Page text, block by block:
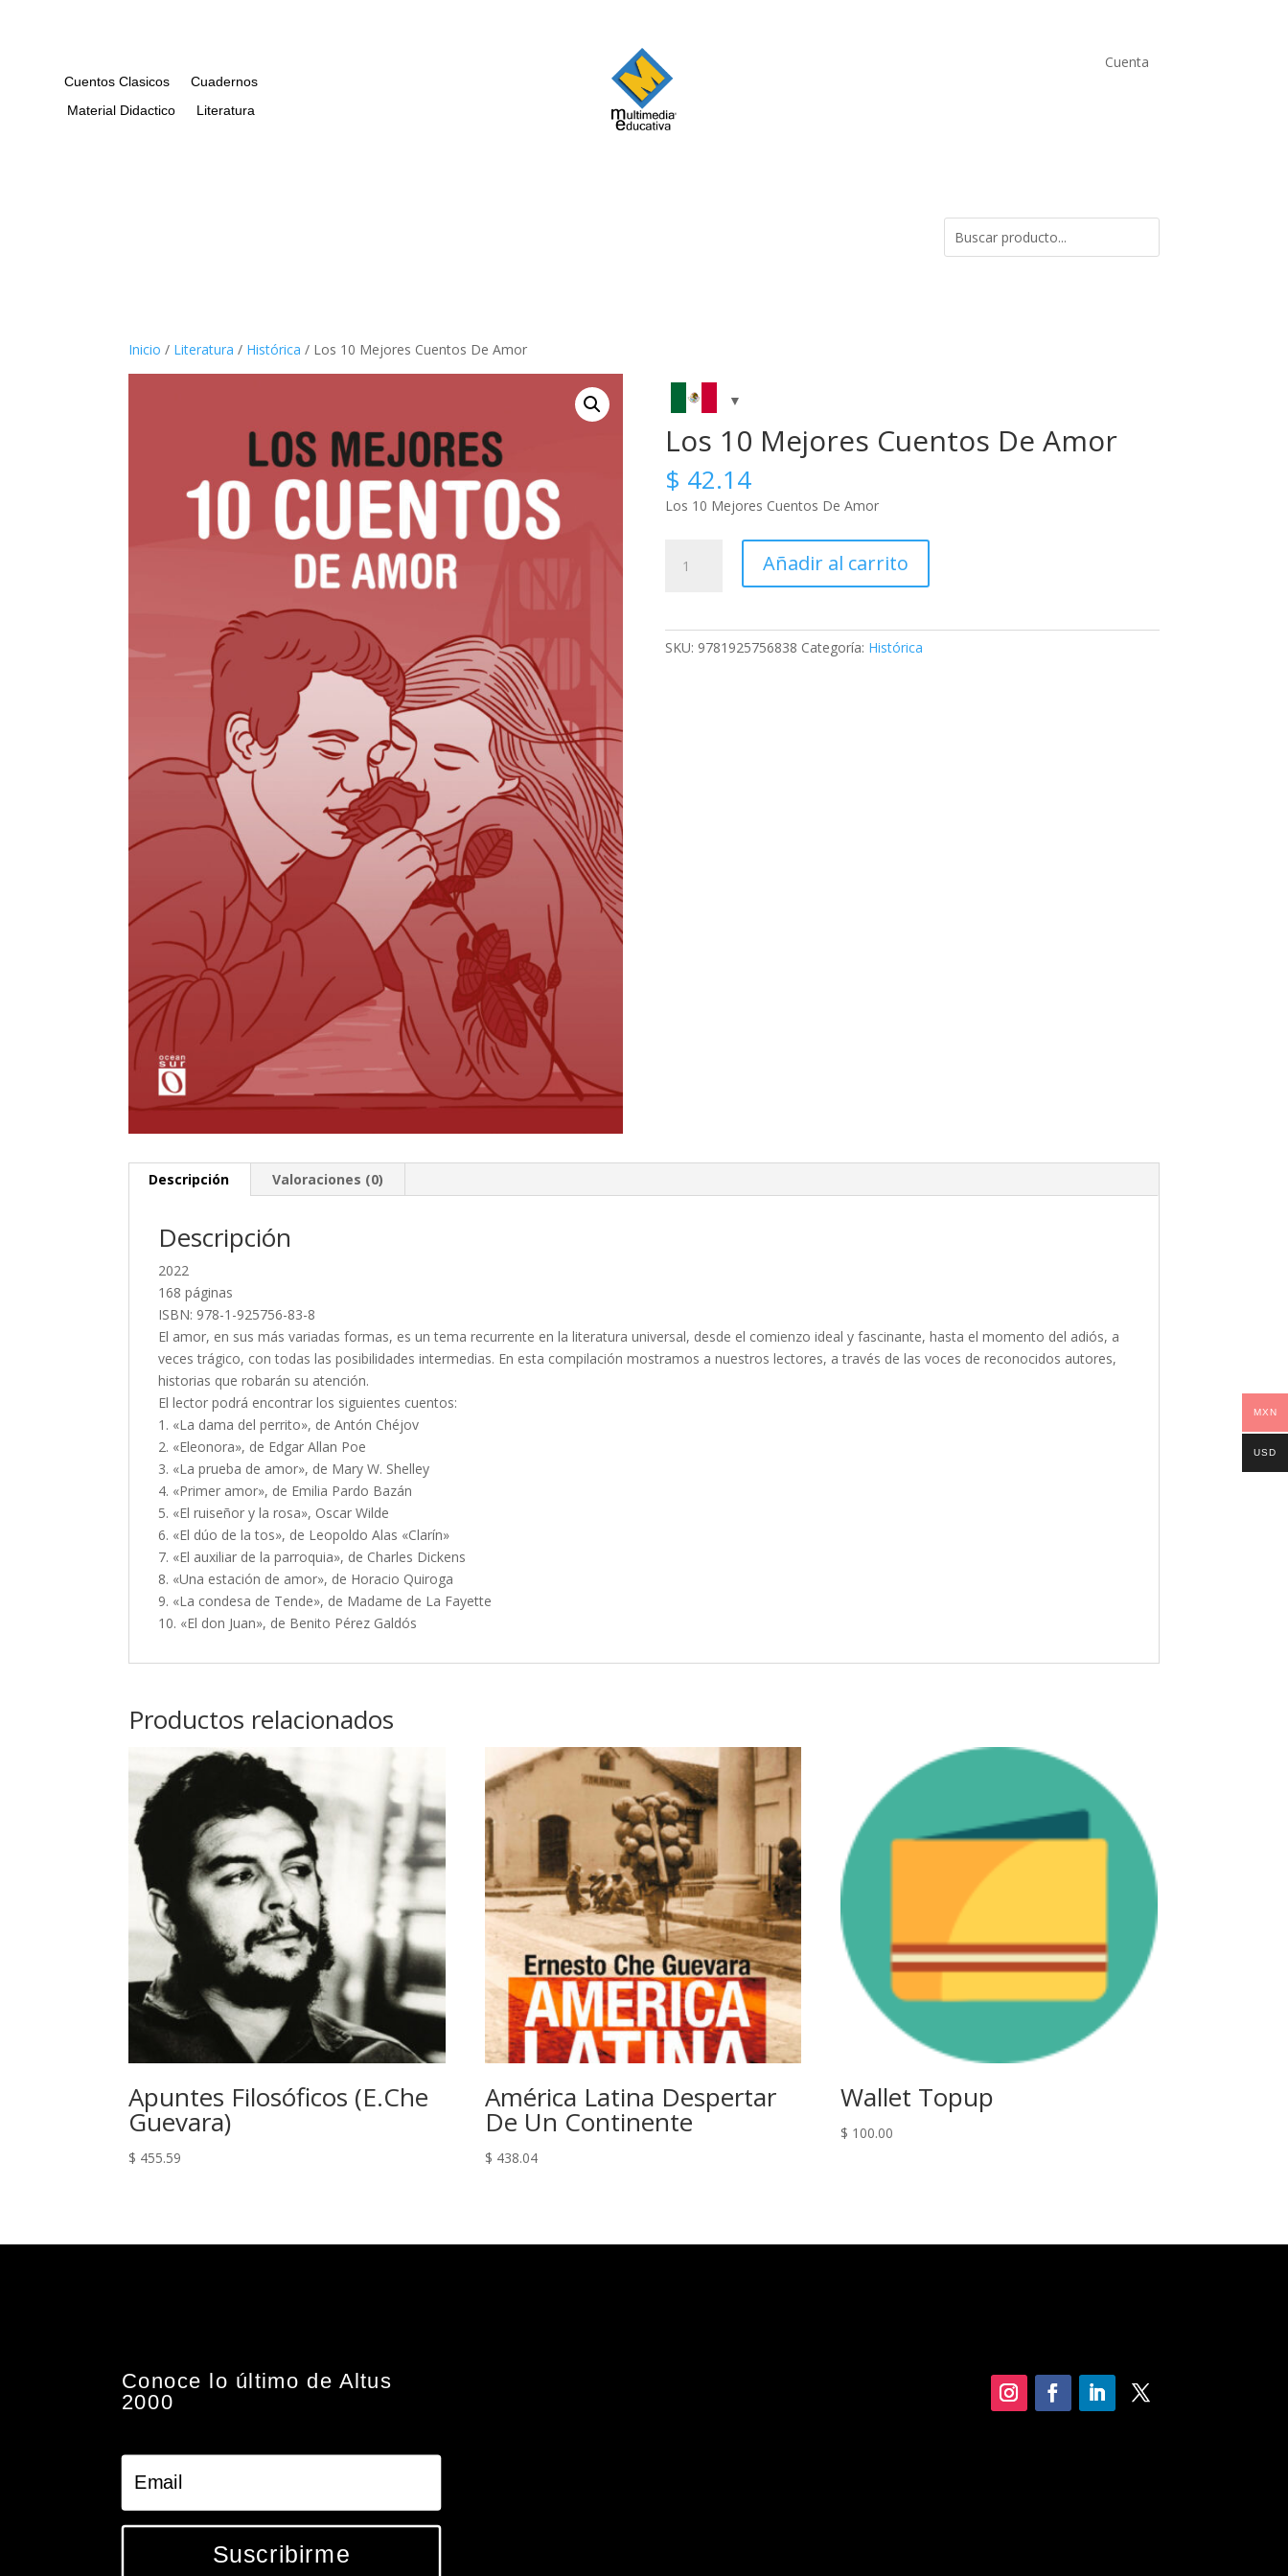
Cuentos Clasicos
Cuadernos
Material Didactico
Literatura
Cuenta
Inicio / Literatura / Histórica / Los 10 Mejores Cuentos De Amor
Los 10 Mejores Cuentos De Amor
$ 42.14
Los 10 Mejores Cuentos De Amor
Añadir al carrito
SKU: 9781925756838 Categoría: Histórica
Descripción Valoraciones (0)
Descripción
2022
168 páginas
ISBN: 978-1-925756-83-8
El amor, en sus más variadas formas, es un tema recurrente en la literatura universal, desde el comienzo ideal y fascinante, hasta el momento del adiós, a
veces trágico, con todas las posibilidades intermedias. En esta compilación mostramos a nuestros lectores, a través de las voces de reconocidos autores,
historias que robarán su atención.
El lector podrá encontrar los siguientes cuentos:
1. «La dama del perrito», de Antón Chéjov
2. «Eleonora», de Edgar Allan Poe
3. «La prueba de amor», de Mary W. Shelley
4. «Primer amor», de Emilia Pardo Bazán
5. «El ruiseñor y la rosa», Oscar Wilde
6. «El dúo de la tos», de Leopoldo Alas «Clarín»
7. «El auxiliar de la parroquia», de Charles Dickens
8. «Una estación de amor», de Horacio Quiroga
9. «La condesa de Tende», de Madame de La Fayette
10. «El don Juan», de Benito Pérez Galdós
Productos relacionados
Apuntes Filosóficos (E.Che
Guevara)
$ 455.59
América Latina Despertar
De Un Continente
$ 438.04
Wallet Topup
$ 100.00
Conoce lo último de Altus
2000
Suscribirme
MXN
USD